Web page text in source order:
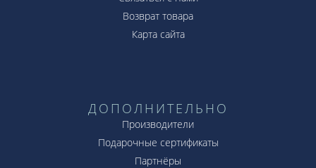
Возврат товара
Карта сайта
ДОПОЛНИТЕЛЬНО
Производители
Подарочные сертификаты
Партнёры